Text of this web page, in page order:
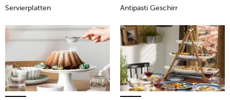
Servierplatten Antipasti Geschirr